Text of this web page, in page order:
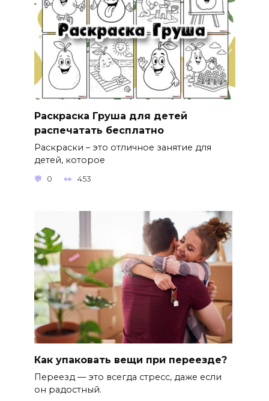
Раскраска Груша для детей
распечатать бесплатно
Раскраски – это отличное занятие для
детей, которое
0 453
Как упаковать вещи при переезде?
Переезд — это всегда стресс, даже если
он радостный.